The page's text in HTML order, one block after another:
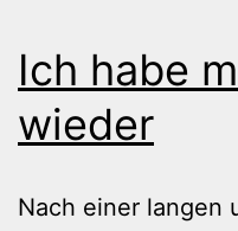
Ich habe
wieder
Nach einer langen